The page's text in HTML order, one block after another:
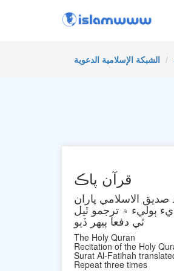
الشبكة الإسلامية الدعوية
قرآن پاڪ
الاسلامي پاران
ٽي دفعا ٻيهر ڏيو
The Holy Quran
Recitation of the Holy
Surat Al-Fatihah
Repeat three times